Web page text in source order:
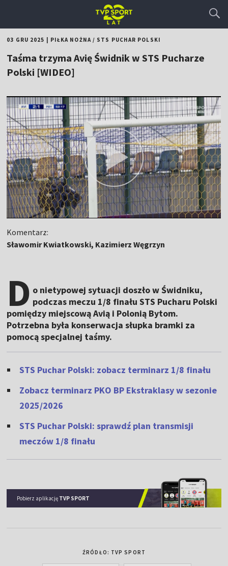
03 GRU 2025 PIŁKA NOŻNA/ STS PUCHAR POLSKI
Taśma trzyma Avię Świdnik w STS Pucharze
Polski [WIDEO]
Komentarz:
Sławomir Kwiatkowski, Kazimierz Węgrzyn
D o nietypowej sytuacji doszło w Świdniku,
podczas meczu 1/8 finału STS Pucharu Polski
pomiędzy miejscową Avią i Polonią Bytom.
Potrzebna była konserwacja słupka bramki za
pomocą specjalnej taśmy.
STS Puchar Polski: zobacz terminarz 1/8 finału
Zobacz terminarz PKO BP Ekstraklasy w sezonie
2025/2026
STS Puchar Polski: sprawdź plan transmisji
meczów 1/8 finału
Pobierz aplikację TVP SPORT
ŹRÓDŁO: TVP SPORT